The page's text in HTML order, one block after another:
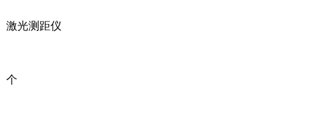
激光测距仪
个